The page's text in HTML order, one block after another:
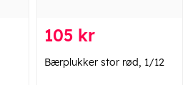
105 kr
Bærplukker stor rød, 1/12